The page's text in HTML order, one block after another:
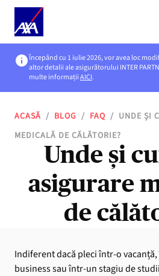
Începând cu 1 iulie 2026, vor avea loc
altor detalii ale asigurătorului INTER
multe informațiiAICI.
ACASĂ / BLOG / FAQ / UNDE ȘI
MEDICALĂ DE CĂLĂTORIE?
Unde și
asigurare
de
Indiferent dacă pleci într-o
business sau într-un stagiu de